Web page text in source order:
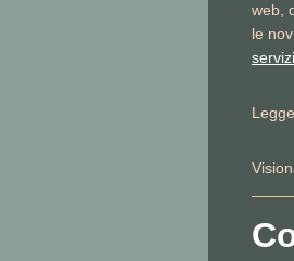
web,
le
servizi